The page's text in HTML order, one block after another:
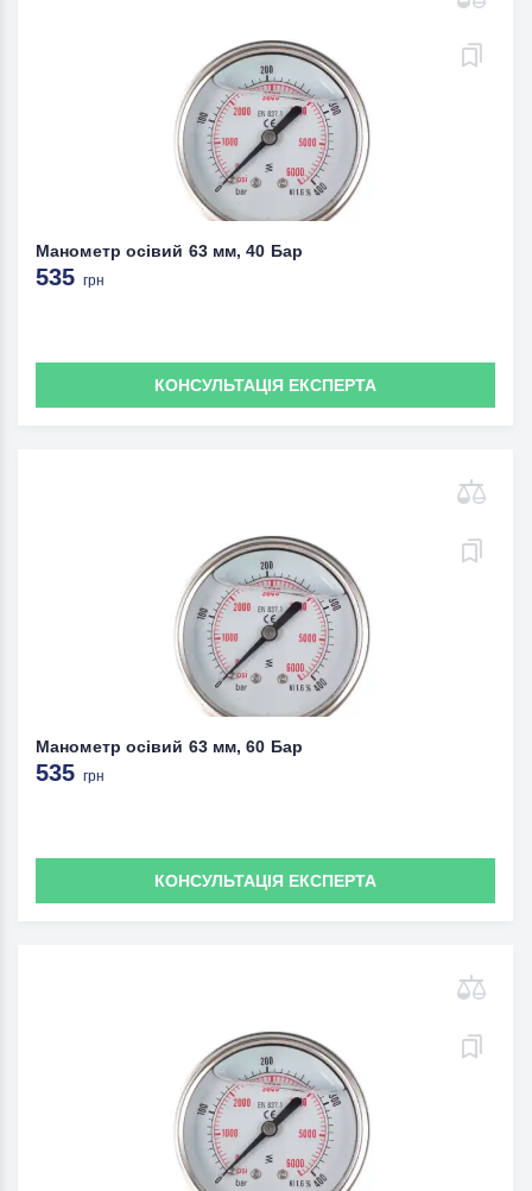
Манометр осівий 63 мм, 40 Бар
535 грн
КОНСУЛЬТАЦІЯ ЕКСПЕРТА
Манометр осівий 63 мм, 60 Бар
535 грн
КОНСУЛЬТАЦІЯ ЕКСПЕРТА